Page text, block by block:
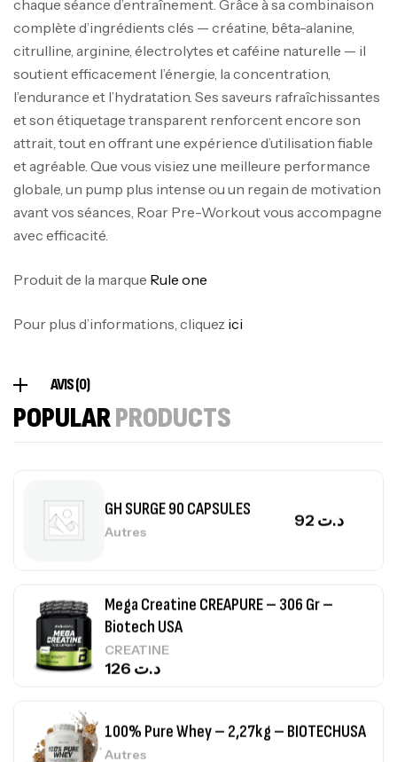
chaque séance d’entraînement. Grâce à sa combinaison
complète d’ingrédients clés — créatine, bêta-alanine,
citrulline, arginine, électrolytes et caféine naturelle — il
soutient efficacement l’énergie, la concentration,
l’endurance et l’hydratation. Ses saveurs rafraîchissantes
et son étiquetage transparent renforcent encore son
attrait, tout en offrant une expérience d’utilisation fiable
et agréable. Que vous visiez une meilleure performance
globale, un pump plus intense ou un regain de motivation
avant vos séances, Roar Pre-Workout vous accompagne
avec efficacité.
Produit de la marque Rule one
Pour plus d’informations, cliquez ici
AVIS (0)
POPULARPRODUCTS
100% Pure Whey – 2,27kg – BIOTECHUSA
د.ت269
Omega 3 – 100 Gélules – Scitec Nutrition
د.ت84
7Nutrition
د.ت150
PROTEIN,WHEY
د.ت260
GH SURGE 90 CAPSULES
Autres
د.ت
Mega Creatine CREAPURE – 306 Gr –
Biotech USA
CREATINE
د.ت
100% Pure Whey – 2,27kg – BIOTECHUSA
Autres